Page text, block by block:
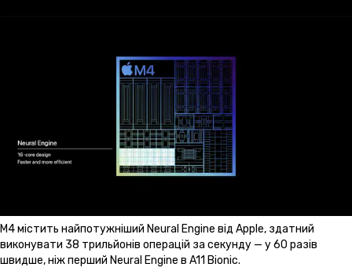
M4 містить найпотужніший Neural Engine від Apple, здатний
виконувати 38 трильйонів операцій за секунду — у 60 разів
швидше, ніж перший Neural Engine в A11 Bionic.